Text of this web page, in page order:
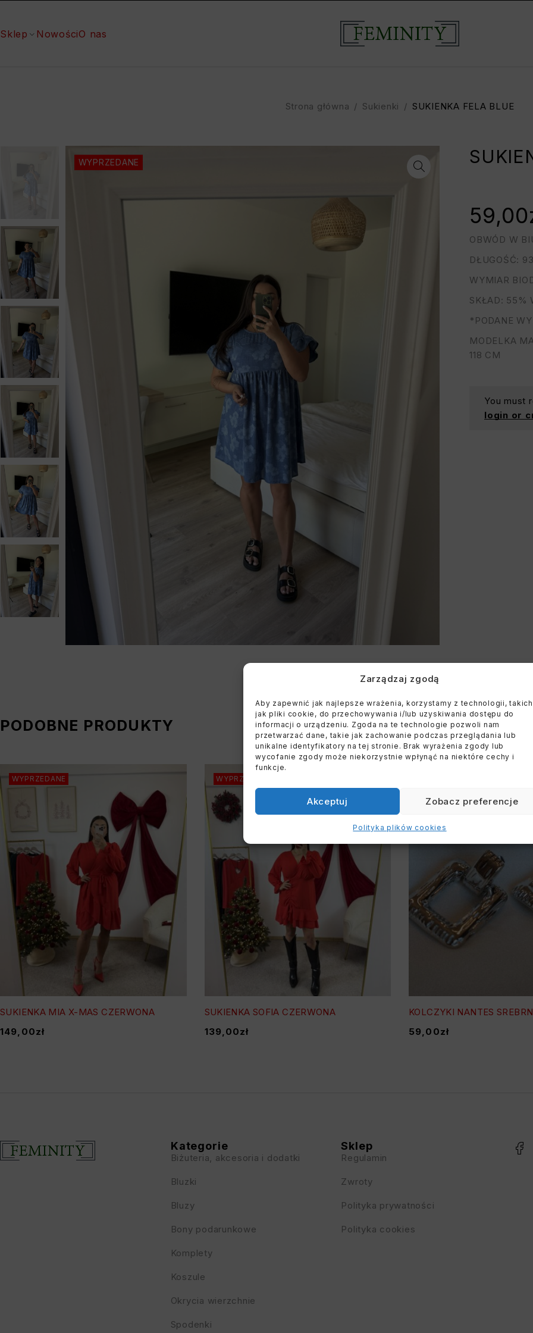
Zarządzaj zgodą
Aby zapewnić jak najlepsze wrażenia, korzystamy z technologii, takich
jak pliki cookie, do przechowywania i/lub uzyskiwania dostępu do
informacji o urządzeniu. Zgoda na te technologie pozwoli nam
przetwarzać dane, takie jak zachowanie podczas przeglądania lub
unikalne identyfikatory na tej stronie. Brak wyrażenia zgody lub
wycofanie zgody może niekorzystnie wpłynąć na niektóre cechy i
funkcje.
Akceptuj Zobacz preferencje
Polityka plików cookies
Sklep NowościO nas
Strona główna / Sukienki / SUKIENKA FELA BLUE
WYPRZEDANE
OBWÓD W
DŁUGOŚĆ:
WYMIAR
SKŁAD: 55%
*PODANE
MODELKA
118 CM
59,00
You must
login or
PODOBNE PRODUKTY
WYPRZEDANE
SUKIENKA MIA X-MAS CZERWONA
149,00zł
WYPRZEDANE
SUKIENKA SOFIA CZERWONA
139,00zł
KOLCZYKI NANTES
59,00zł
Kategorie
Biżuteria, akcesoria i dodatki
Bluzki
Bluzy
Bony podarunkowe
Komplety
Koszule
Okrycia wierzchnie
Spodenki
Sklep
Regulamin
Zwroty
Polityka prywatności
Polityka cookies